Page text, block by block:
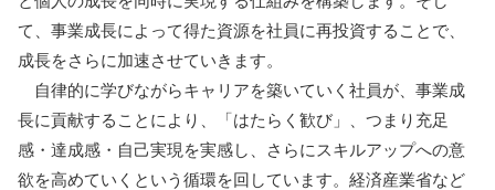
て、事業成長によって得た資源を社員に再投資することで、
成長をさらに加速させていきます。
自律的に学びながらキャリアを築いていく社員が、事業成
長に貢献することにより、「はたらく歓び」、つまり充足
感・達成感・自己実現を実感し、さらにスキルアップへの意
欲を高めていくという循環を回しています。経済産業省など